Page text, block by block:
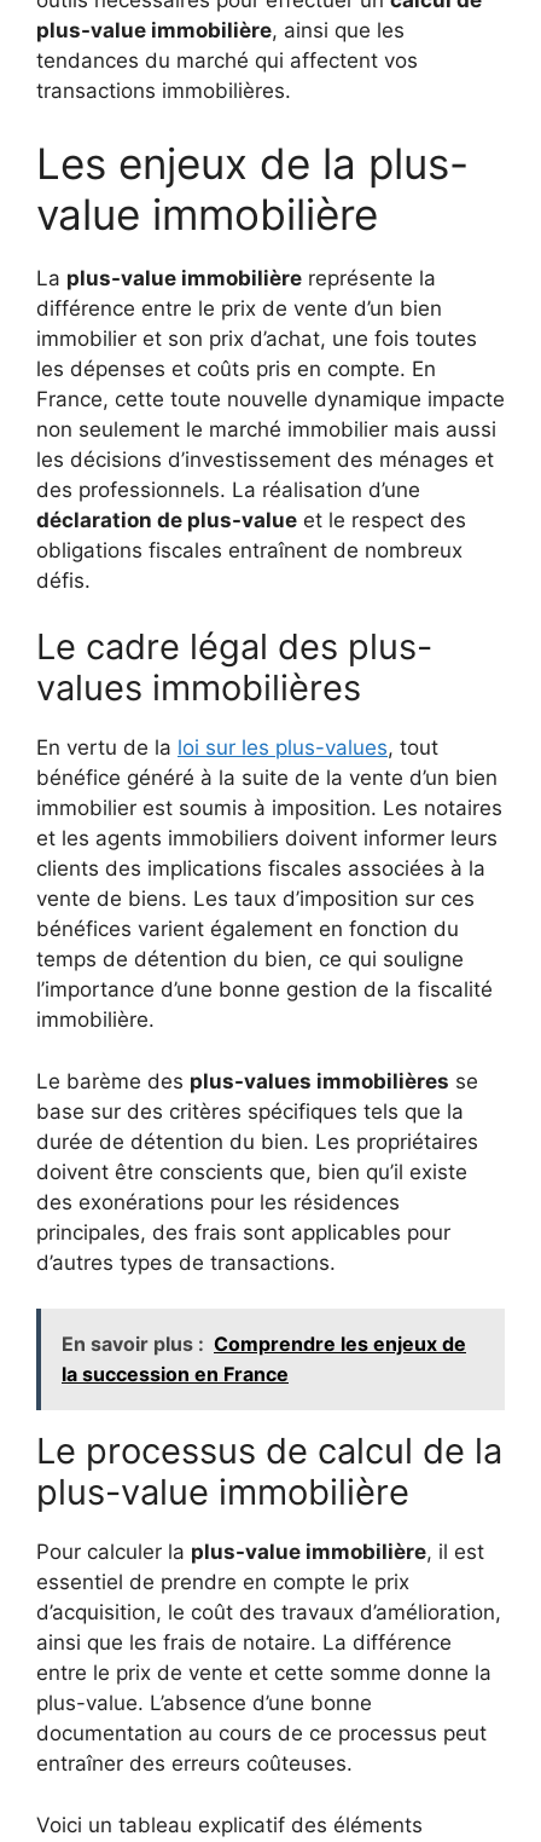
plus-value immobilière, ainsi que les
tendances du marché qui affectent vos
transactions immobilières.
Les enjeux de la plus-
value immobilière
La plus-value immobilière représente la
différence entre le prix de vente d’un bien
immobilier et son prix d’achat, une fois toutes
les dépenses et coûts pris en compte. En
France, cette toute nouvelle dynamique impacte
non seulement le marché immobilier mais aussi
les décisions d’investissement des ménages et
des professionnels. La réalisation d’une
déclaration de plus-value et le respect des
obligations fiscales entraînent de nombreux
défis.
Le cadre légal des plus-
values immobilières
En vertu de la loi sur les plus-values, tout
bénéfice généré à la suite de la vente d’un bien
immobilier est soumis à imposition. Les notaires
et les agents immobiliers doivent informer leurs
clients des implications fiscales associées à la
vente de biens. Les taux d’imposition sur ces
bénéfices varient également en fonction du
temps de détention du bien, ce qui souligne
l’importance d’une bonne gestion de la fiscalité
immobilière.
Le barème des plus-values immobilières se
base sur des critères spécifiques tels que la
durée de détention du bien. Les propriétaires
doivent être conscients que, bien qu’il existe
des exonérations pour les résidences
principales, des frais sont applicables pour
d’autres types de transactions.
En savoir plus : Comprendre les enjeux de
la succession en France
Le processus de calcul de la
plus-value immobilière
Pour calculer la plus-value immobilière, il est
essentiel de prendre en compte le prix
d’acquisition, le coût des travaux d’amélioration,
ainsi que les frais de notaire. La différence
entre le prix de vente et cette somme donne la
plus-value. L’absence d’une bonne
documentation au cours de ce processus peut
entraîner des erreurs coûteuses.
Voici un tableau explicatif des éléments